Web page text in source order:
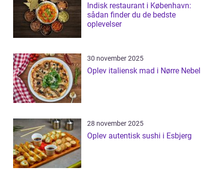
Indisk restaurant i København:
sådan finder du de bedste
oplevelser
30 november 2025
Oplev italiensk mad i Nørre Nebel
28 november 2025
Oplev autentisk sushi i Esbjerg